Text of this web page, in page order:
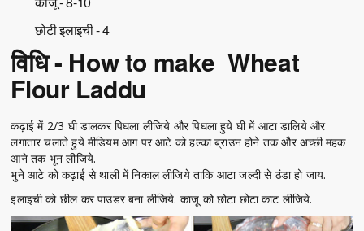
छोटी इलाइची - 4
विधि - How to make Wheat
Flour Laddu
कढ़ाई में 2/3 घी डालकर पिघला लीजिये और पिघला हुये घी में आटा डालिये और
लगातार चलाते हुये मीडियम आग पर आटे को हल्का ब्राउन होने तक और अच्छी महक
आने तक भून लीजिये.
भुने आटे को कढ़ाई से थाली में निकाल लीजिये ताकि आटा जल्दी से ठंडा हो जाय.
इलाइची को छील कर पाउडर बना लीजिये. काजू को छोटा छोटा काट लीजिये.